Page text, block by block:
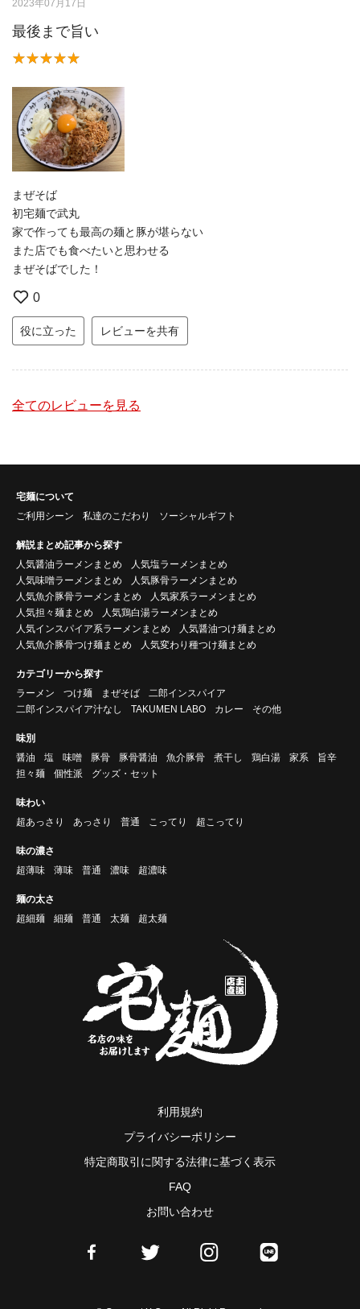
2023年07月17日
最後まで旨い
まぜそば
初宅麺で武丸
家で作っても最高の麺と豚が堪らない
また店でも食べたいと思わせる
まぜそばでした！
0
役に立った レビューを共有
全てのレビューを見る
宅麺について
ご利用シーン
私達のこだわり ソーシャルギフト
解説まとめ記事から探す
人気醤油ラーメンまとめ
人気塩ラーメンまとめ
人気味噌ラーメンまとめ
人気豚骨ラーメンまとめ
人気魚介豚骨ラーメンまとめ
人気家系ラーメンまとめ
人気担々麺まとめ
人気鶏白湯ラーメンまとめ
人気インスパイア系ラーメンまとめ
人気醤油つけ麺まとめ
人気魚介豚骨つけ麺まとめ
人気変わり種つけ麺まとめ
カテゴリーから探す
ラーメン
つけ麺 まぜそば
二郎インスパイア
二郎インスパイア汁なし
TAKUMEN LABO カレー その他
味別
醤油
塩 味噌 豚骨 豚骨醤油 魚介豚骨 煮干し 鶏白湯 家系
旨辛
担々麺
個性派 グッズ・セット
味わい
超あっさり
あっさり 普通 こってり 超こってり
味の濃さ
超薄味
薄味 普通 濃味 超濃味
麺の太さ
超細麺
細麺 普通 太麺 超太麺
利用規約
プライバシーポリシー
特定商取引に関する法律に基づく表示
FAQ
お問い合わせ